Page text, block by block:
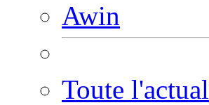
Awin
Toute